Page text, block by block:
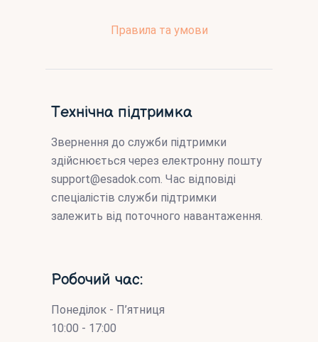
Правила та умови
Технічна підтримка
Звернення до служби підтримки
здійснюється через електронну пошту
support@esadok.com. Час відповіді
спеціалістів служби підтримки
залежить від поточного навантаження.
Робочий час:
Понеділок - П’ятниця
10:00 - 17:00